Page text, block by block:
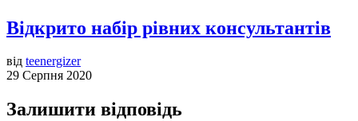
Відкрито набір рівних консультантів
від teenergizer
29 Серпня 2020
Залишити відповідь